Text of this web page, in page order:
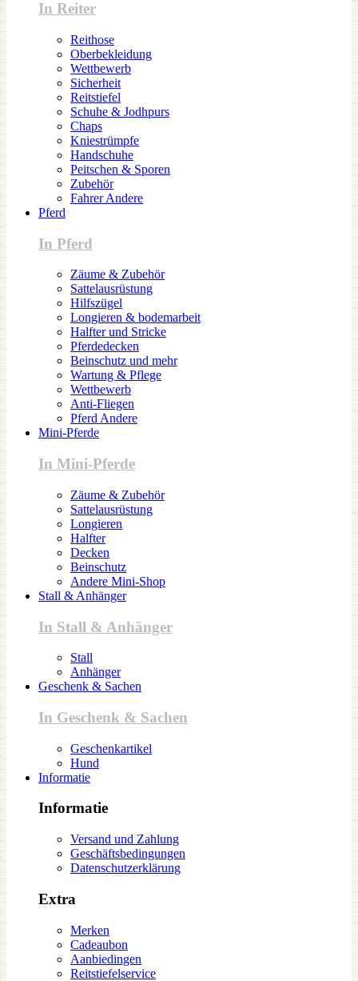
In Reiter
Reithose
Oberbekleidung
Wettbewerb
Sicherheit
Reitstiefel
Schuhe & Jodhpurs
Chaps
Kniestrümpfe
Handschuhe
Peitschen & Sporen
Zubehör
Fahrer Andere
Pferd
In Pferd
Zäume & Zubehör
Sattelausrüstung
Hilfszügel
Longieren & bodemarbeit
Halfter und Stricke
Pferdedecken
Beinschutz und mehr
Wartung & Pflege
Wettbewerb
Anti-Fliegen
Pferd Andere
Mini-Pferde
In Mini-Pferde
Zäume & Zubehör
Sattelausrüstung
Longieren
Halfter
Decken
Beinschutz
Andere Mini-Shop
Stall & Anhänger
In Stall & Anhänger
Stall
Anhänger
Geschenk & Sachen
In Geschenk & Sachen
Geschenkartikel
Hund
Informatie
Informatie
Versand und Zahlung
Geschäftsbedingungen
Datenschutzerklärung
Extra
Merken
Cadeaubon
Aanbiedingen
Reitstiefelservice